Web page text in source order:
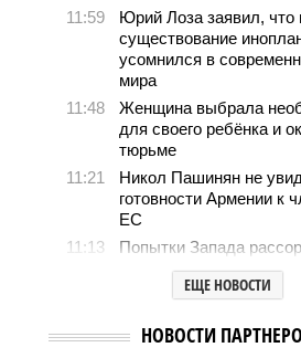
11:59
Юрий Лоза заявил, что
существование
усомнился в
мира
11:48
Женщина выбрала
для своего ребёнка и
тюрьме
11:21
Никол Пашинян не
готовности Армении к
ЕС
11:13
Попытки Запада
Москву и Астану
бесперспективными
опроверг слова
ЕЩЕ НОВОСТИ
НОВОСТИ